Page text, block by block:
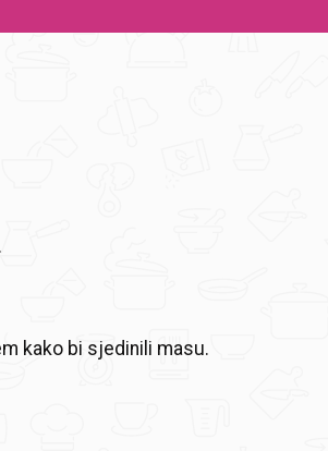
kako bi sjedinili masu.